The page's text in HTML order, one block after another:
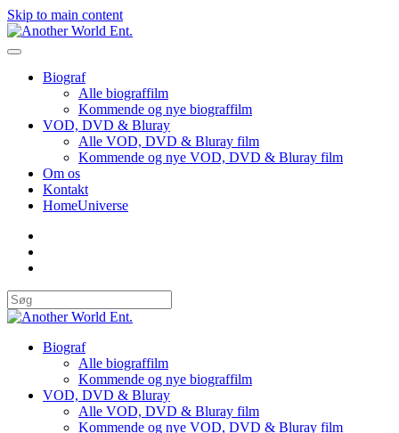
Skip to main content
Biograf
Alle biograffilm
Kommende og nye biograffilm
VOD, DVD & Bluray
Alle VOD, DVD & Bluray film
Kommende og nye VOD, DVD & Bluray film
Om os
Kontakt
HomeUniverse
Biograf
Alle biograffilm
Kommende og nye biograffilm
VOD, DVD & Bluray
Alle VOD, DVD & Bluray film
Kommende og nye VOD, DVD & Bluray film